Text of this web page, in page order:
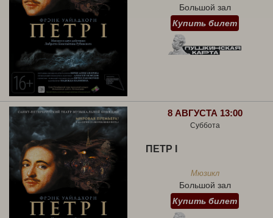
Большой зал
Купить билет
8 АВГУСТА 13:00
Суббота
ПЕТР I
Мюзикл
Большой зал
Купить билет